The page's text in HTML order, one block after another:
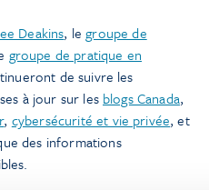
Deakins, legroupe de
groupe de pratique en
de suivre les
à jour sur les blogs Canada,
, cybersécurité et vie privée, et
des informations